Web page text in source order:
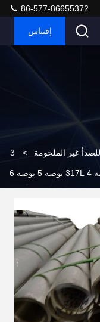
86-577-86655372
إقتباس
للصدأ غير الملحومة >
3
بوصة قطر الفولاذ المقاوم للصدأ الأنابيب السامة 317L 4 بوصة 5 بوصة 6